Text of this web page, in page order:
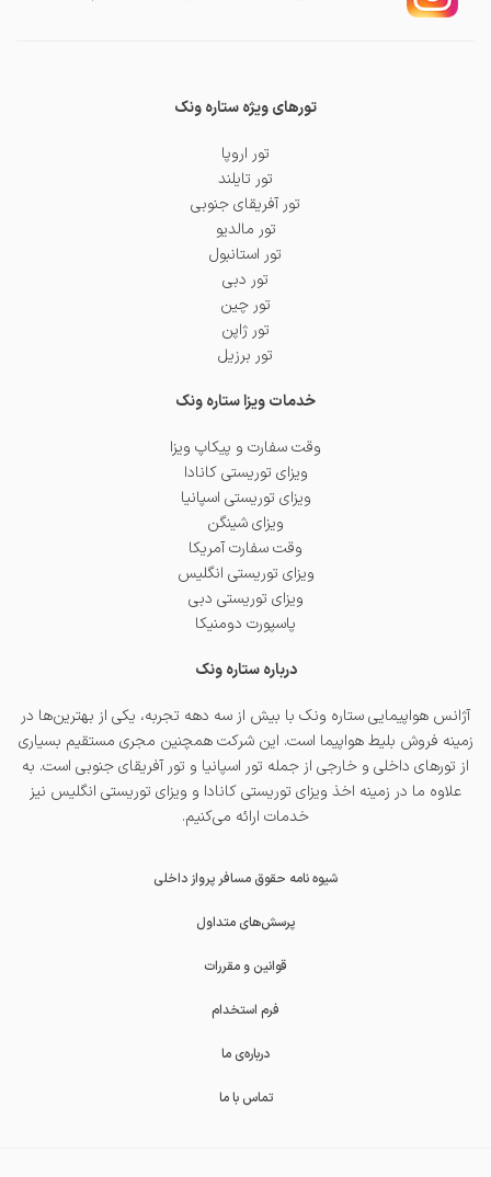
تورهای ویژه ستاره ونک
تور اروپا
تور تایلند
تور آفریقای جنوبی
تور مالدیو
تور استانبول
تور دبی
تور چین
تور ژاپن
تور برزیل
خدمات ویزا ستاره ونک
وقت سفارت و پیکاپ ویزا
ویزای توریستی کانادا
ویزای توریستی اسپانیا
ویزای شینگن
وقت سفارت آمریکا
ویزای توریستی انگلیس
ویزای توریستی دبی
پاسپورت دومنیکا
درباره ستاره ونک
آژانس هواپیمایی ستاره ونک با بیش از سه دهه تجربه، یکی از بهترین‌ها در
زمینه فروش بلیط هواپیما است. این شرکت همچنین مجری مستقیم بسیاری
از تورهای داخلی و خارجی از جمله تور اسپانیا و تور آفریقای جنوبی است. به
علاوه ما در زمینه اخذ ویزای توریستی کانادا و ویزای توریستی انگلیس نیز
خدمات ارائه می‌کنیم.
شیوه نامه حقوق مسافر پرواز داخلی
پرسش‌های متداول
قوانین و مقررات
فرم استخدام
درباره‌ی ما
تماس با ما